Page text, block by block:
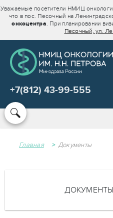
Уважаемые посетители НМИЦ
что в пос. Песочный на
онкоцентра. При планировании
Песочный, ул.
+7(812) 43-99-555
Главная Документы